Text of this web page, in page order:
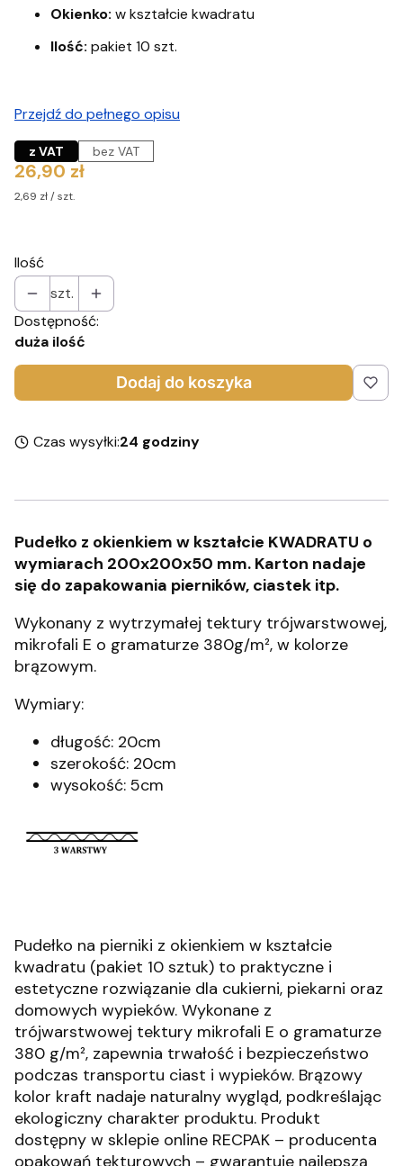
Okienko: w kształcie kwadratu
Ilość: pakiet 10 szt.
Przejdź do pełnego opisu
z VAT bez VAT
Cena
26,90 zł
2,69 zł / szt.
Ilość
szt.
Dostępność:
duża ilość
Dodaj do koszyka
Czas wysyłki:24 godziny
Pudełko z okienkiem w kształcie KWADRATU o
wymiarach 200x200x50 mm. Karton nadaje
się do zapakowania pierników, ciastek itp.
Wykonany z wytrzymałej tektury trójwarstwowej,
mikrofali E o gramaturze 380g/m², w kolorze
brązowym.
Wymiary:
długość: 20cm
szerokość: 20cm
wysokość: 5cm
Pudełko na pierniki z okienkiem w kształcie
kwadratu (pakiet 10 sztuk) to praktyczne i
estetyczne rozwiązanie dla cukierni, piekarni oraz
domowych wypieków. Wykonane z
trójwarstwowej tektury mikrofali E o gramaturze
380 g/m², zapewnia trwałość i bezpieczeństwo
podczas transportu ciast i wypieków. Brązowy
kolor kraft nadaje naturalny wygląd, podkreślając
ekologiczny charakter produktu. Produkt
dostępny w sklepie online RECPAK – producenta
opakowań tekturowych – gwarantuje najlepszą